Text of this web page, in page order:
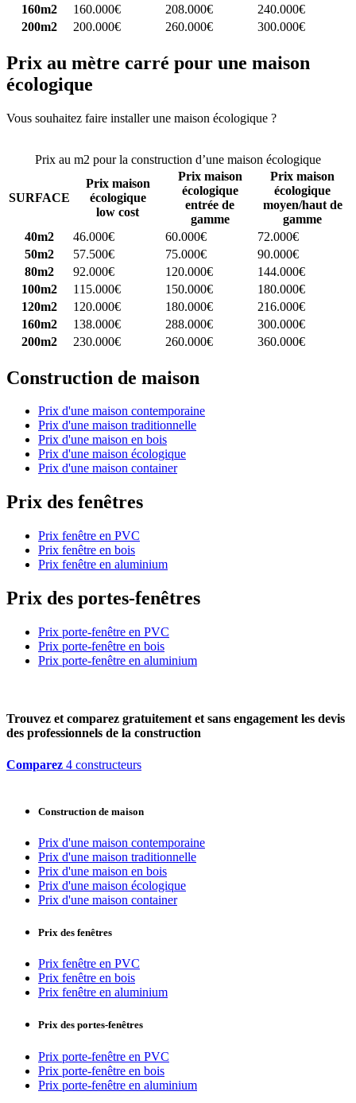
160m2
160.000€ 208.000€
240.000€
200m2
200.000€ 260.000€ 300.000€
Prix au mètre carré pour une maison
écologique
Vous souhaitez faire installer une maison écologique ?
Prix au m2 pour la construction d’une maison écologique
SURFACE
Prix maison
écologique
low cost
Prix maison
écologique
entrée de
gamme
Prix maison
écologique
moyen/haut de
gamme
40m2
46.000€ 60.000€
72.000€
50m2
57.500€ 75.000€
90.000€
80m2
92.000€ 120.000€
144.000€
100m2
115.000€ 150.000€
180.000€
120m2
120.000€ 180.000€
216.000€
160m2
138.000€ 288.000€
300.000€
200m2
230.000€ 260.000€ 360.000€
Construction de maison
Prix d'une maison contemporaine
Prix d'une maison traditionnelle
Prix d'une maison en bois
Prix d'une maison écologique
Prix d'une maison container
Prix des fenêtres
Prix fenêtre en PVC
Prix fenêtre en bois
Prix fenêtre en aluminium
Prix des portes-fenêtres
Prix porte-fenêtre en PVC
Prix porte-fenêtre en bois
Prix porte-fenêtre en aluminium
Trouvez et comparez gratuitement et sans engagement les devis
des professionnels de la construction
Comparez 4 constructeurs
Construction de maison
Prix d'une maison contemporaine
Prix d'une maison traditionnelle
Prix d'une maison en bois
Prix d'une maison écologique
Prix d'une maison container
Prix des fenêtres
Prix fenêtre en PVC
Prix fenêtre en bois
Prix fenêtre en aluminium
Prix des portes-fenêtres
Prix porte-fenêtre en PVC
Prix porte-fenêtre en bois
Prix porte-fenêtre en aluminium